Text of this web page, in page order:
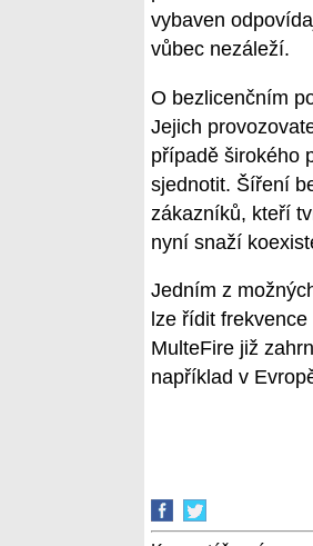
vybaven
vůbec nezáleží.
O bezlicenčním
Jejich
případě širokého
sjednotit. Šíření
zákazníků, kteří
nyní snaží
Jedním z
lze řídit
MulteFire již
například v